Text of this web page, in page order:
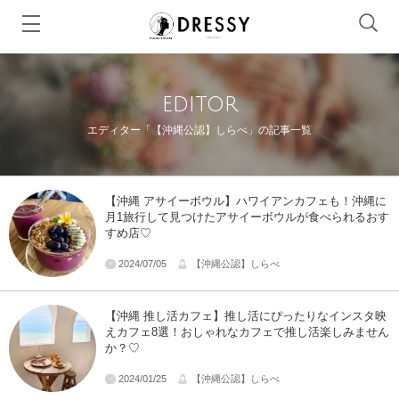
editor
エディター「【沖縄公認】しらべ」の記事一覧
【沖縄 アサイーボウル】ハワイアンカフェも！沖縄に
月1旅行して見つけたアサイーボウルが食べられるおす
すめ店♡
2024/07/05 【沖縄公認】しらべ
【沖縄 推し活カフェ】推し活にぴったりなインスタ映
えカフェ8選！おしゃれなカフェで推し活楽しみません
か？♡
2024/01/25 【沖縄公認】しらべ